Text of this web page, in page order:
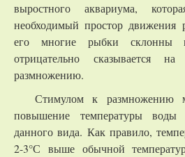
выростного аквариума,
необходимый простор движения
его многие рыбки
отрицательно сказывается
размножению.
Стимулом к размножению
повышение температуры
данного вида. Как правило,
2-3°С выше обычной